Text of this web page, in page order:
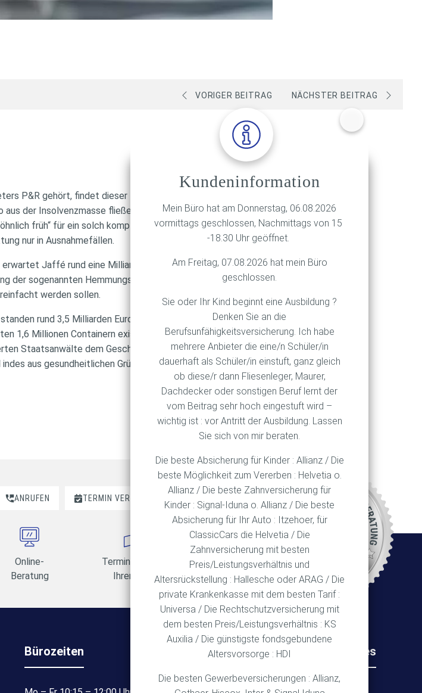
VORIGER BEITRAG NÄCHSTER BEITRAG
P&R gehört, findet dieser Tage auf seinem Kontoauszug ein
der Insolvenzmasse fließen an die Gläubiger. Laut
früh“ für ein solch komplexes Verfahren. Das
nur in Ausnahmefällen.
Jaffé rund eine Milliarde Euro verteilen zu können. Zuvor
der sogenannten Hemmungsvereinbarung, mit der
werden sollen.
rund 3,5 Milliarden Euro, nahezu ausschließlich von
1,6 Millionen Containern existierten in Wahrheit nur gut
Staatsanwälte dem Geschäftsmodell; der zwischenzeitlich
aus gesundheitlichen Gründen nicht angeklagt.
Kundeninformation
Mein Büro hat am Donnerstag, 06.08.2026
vormittags geschlossen, Nachmittags von 15
-18.30 Uhr geöffnet.
Am Freitag, 07.08.2026 hat mein Büro
geschlossen.
Sie oder Ihr Kind beginnt eine Ausbildung ?
Denken Sie an die
Berufsunfähigkeitsversicherung. Ich habe
mehrere Anbieter die eine/n Schüler/in
dauerhaft als Schüler/in einstuft, ganz gleich
ob diese/r dann Fliesenleger, Maurer,
Dachdecker oder sonstigen Beruf lernt der
vom Beitrag sehr hoch eingestuft wird –
wichtig ist : vor Antritt der Ausbildung. Lassen
Sie sich von mir beraten.
Die beste Absicherung für Kinder : Allianz / Die
beste Möglichkeit zum Vererben : Helvetia o.
Allianz / Die beste Zahnversicherung für
Kinder : Signal-Iduna o. Allianz / Die beste
Absicherung für Ihr Auto : Itzehoer, für
ClassicCars die Helvetia / Die
Zahnversicherung mit besten
Preis/Leistungsverhältnis und
Altersrückstellung : Hallesche oder ARAG / Die
private Krankenkasse mit dem besten Tarif :
Universa / Die Rechtschutzversicherung mit
dem besten Preis/Leistungsverhältnis : KS
Auxilia / Die günstigste fondsgebundene
Altersvorsorge : HDI
Die besten Gewerbeversicherungen : Allianz,
ANRUFEN TERMIN VEREINBAREN
Online-
Beratung
Termine am Ort
Ihrer Wahl
Bürozeiten Rechtliches Wichtiges